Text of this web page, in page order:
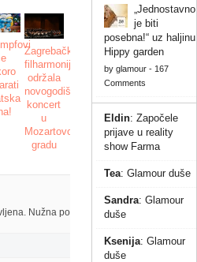
Zagrebačka
filharmonija
održala
novogodišnji
koncert
u
Mozartovom
gradu
Nužna polja su označena s
„Jednostavno
je biti
posebna!“ uz haljinu
Hippy garden
by glamour- 167
Comments
Eldin: Započele
prijave u reality
show Farma
Tea: Glamour duše
Sandra: Glamour
duše
Ksenija: Glamour
duše